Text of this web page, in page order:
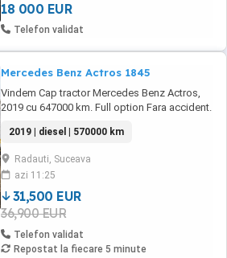
18 000 EUR
Telefon validat
Mercedes Benz Actros 1845
Vindem Cap tractor Mercedes Benz Actros,
2019 cu 647000 km. Full option Fara accident.
perfectă de funcționare. Posibilitate factură
externă fără TVA Preț netto
2019 | diesel | 570000 km
Radauti, Suceava
azi 11:25
31,500 EUR
36,900 EUR
Telefon validat
Repostat la fiecare 5 minute